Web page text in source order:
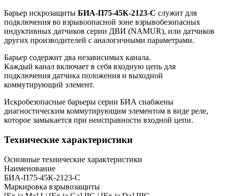
Барьер искрозащиты БИА-П75-45К-2123-С служит для
подключения во взрывоопасной зоне взрывобезопасных
индуктивных датчиков серии ДВИ (NAMUR), или датчиков
других производителей с аналогичными параметрами.
Барьер содержит два независимых канала.
Каждый канал включает в себя входную цепь для
подключения датчика положения и выходной
коммутирующий элемент.
Искробезопасные барьеры серии БИА снабжены
диагностическим коммутирующим элементом в виде реле,
которое замыкается при неисправности входной цепи.
Технические характеристики
Основные технические характеристики
Наименование
БИА-П75-45К-2123-С
Маркировка взрывозащиты